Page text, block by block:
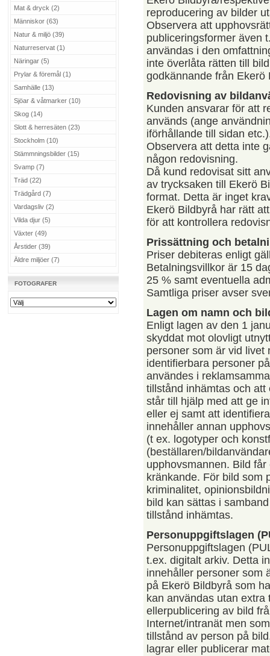
Mat & dryck (2)
Människor (63)
Natur & miljö (39)
Naturreservat (1)
Näringar (5)
Prylar & föremål (1)
Samhälle (13)
Sjöar & våtmarker (10)
Skog (14)
Slott & herresäten (23)
Stockholm (10)
Stämmningsbilder (15)
Svamp (7)
Träd (22)
Trädgård (7)
Vardagsliv (2)
Vilda djur (5)
Växter (49)
Årstider (39)
Äldre miljöer (7)
FOTOGRAFER
reproducering av bilder
Observera att
publiceringsformer även
användas i den
inte överlåta rätten till
godkännande från Ekerö
Redovisning av
Kunden ansvarar för att
används (ange
iförhållande till sidan
Observera att detta inte
någon redovisning.
Då kund redovisat sitt
av trycksaken till Ekerö
format. Detta är inget
Ekerö Bildbyrå har rätt
för att kontrollera
Prissättning och
Priser debiteras enligt
Betalningsvillkor är 15
25 % samt eventuella
Samtliga priser avser
Lagen om namn och
Enligt lagen av den 1
skyddat mot olovligt
personer som är vid livet
identifierbara personer
användes i
tillstånd inhämtas och
står till hjälp med att ge
eller ej samt att
innehåller annan
(t ex. logotyper och
(beställaren/
upphovsmannen. Bild
kränkande. För bild som
kriminalitet,
bild kan sättas i
tillstånd inhämtas.
Personuppgiftslagen
Personuppgiftslagen
t.ex. digitalt arkiv. Detta
innehåller personer som
på Ekerö Bildbyrå som
kan användas utan
ellerpublicering av bild
Internet/intranät men
tillstånd av person på
lagrar eller publicerar